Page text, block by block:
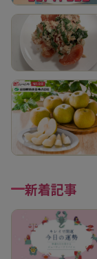
新着記事